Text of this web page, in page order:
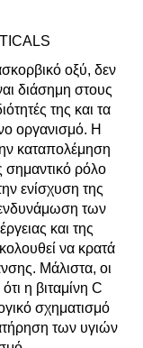
οξύ, δεν
διάσημη στους
της και τα
οργανισμό. Η
καταπολέμηση
σημαντικό ρόλο
ενίσχυση της
των
και της
να κρατά
Μάλιστα, οι
η βιταμίνη C
σχηματισμό
των υγιών